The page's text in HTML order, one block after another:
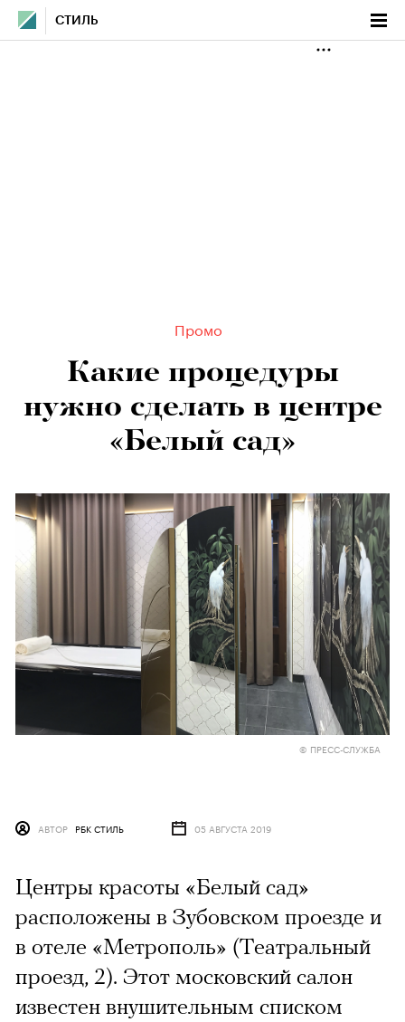
СТИЛЬ
Промо
Какие процедуры
нужно сделать в центре
«Белый сад»
© ПРЕСС-СЛУЖБА
АВТОР РБК СТИЛЬ 05 АВГУСТА 2019
Центры красоты «Белый сад»
расположены в Зубовском проезде и
в отеле «Метрополь» (Театральный
проезд, 2). Этот московский салон
известен внушительным списком